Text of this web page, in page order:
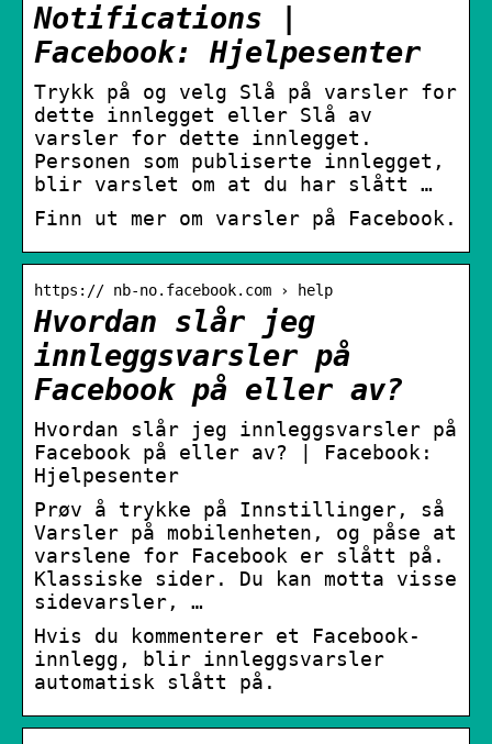
Notifications |
Facebook: Hjelpesenter
Trykk på og velg Slå på varsler for
dette innlegget eller Slå av
varsler for dette innlegget.
Personen som publiserte innlegget,
blir varslet om at du har slått …
Finn ut mer om varsler på Facebook.
https:// nb-no.facebook.com › help
Hvordan slår jeg
innleggsvarsler på
Facebook på eller av?
Hvordan slår jeg innleggsvarsler på
Facebook på eller av? | Facebook:
Hjelpesenter
Prøv å trykke på Innstillinger, så
Varsler på mobilenheten, og påse at
varslene for Facebook er slått på.
Klassiske sider. Du kan motta visse
sidevarsler, …
Hvis du kommenterer et Facebook-
innlegg, blir innleggsvarsler
automatisk slått på.